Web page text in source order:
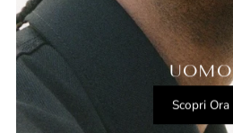
UOMO
Scopri Ora